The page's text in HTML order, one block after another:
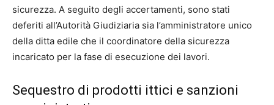
sicurezza. A seguito degli accertamenti, sono stati
deferiti all’Autorità Giudiziaria sia l’amministratore unico
della ditta edile che il coordinatore della sicurezza
incaricato per la fase di esecuzione dei lavori.
Sequestro di prodotti ittici e sanzioni